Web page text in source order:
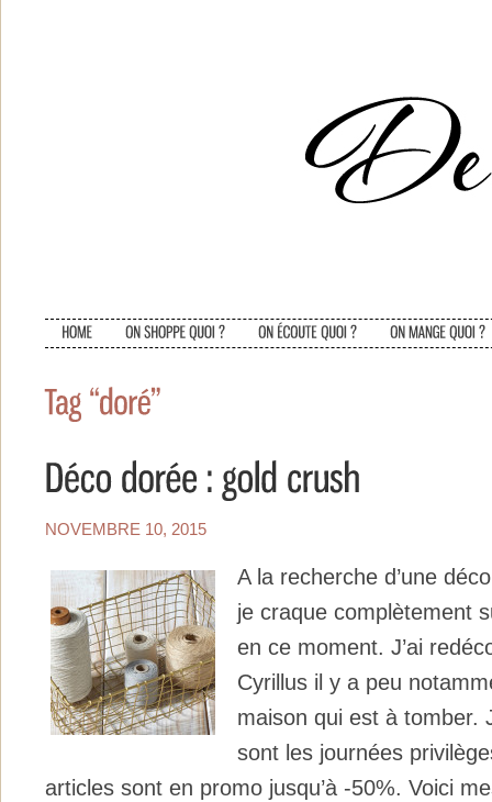
NOVEMBRE 10, 2015
A la recherche d’une
je craque complètement
en ce moment. J’ai
Cyrillus il y a peu
maison qui est à tomber.
sont les journées
articles sont en promo jusqu’à -50%. Voici